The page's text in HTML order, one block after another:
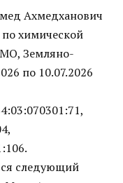
Ахмедханович
химической
МО, Земляно-
по 10.07.2026
следующий